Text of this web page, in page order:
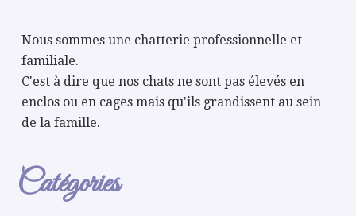
Nous sommes une chatterie professionnelle et
familiale.
C'est à dire que nos chats ne sont pas élevés en
enclos ou en cages mais qu'ils grandissent au sein
de la famille.
Catégories